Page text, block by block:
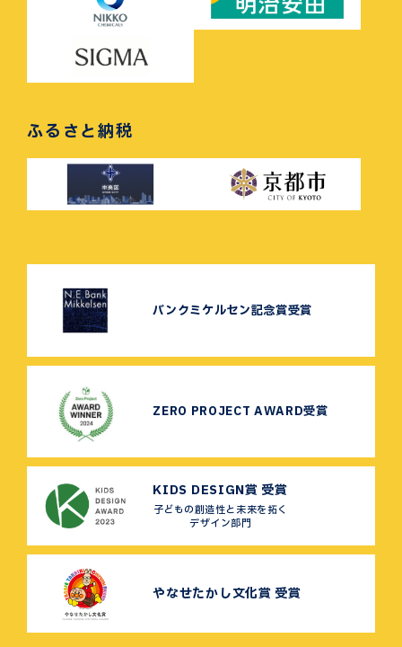
ふるさと納税
バンクミケルセン記念賞受賞
ZERO PROJECT AWARD受賞
KIDS DESIGN賞 受賞
子どもの創造性と未来を拓く
デザイン部門
やなせたかし文化賞 受賞